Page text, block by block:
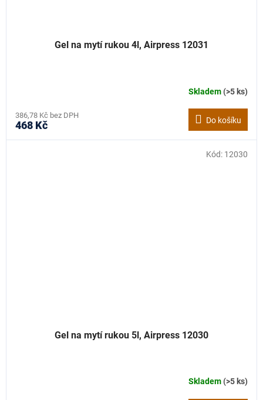
Gel na mytí rukou 4l, Airpress 12031
Skladem(>5 ks)
386,78 Kč bez DPH
468 Kč Do košíku
Gel na mytí rukou 5l, Airpress 12030
Skladem(>5 ks)
Kód: 12030